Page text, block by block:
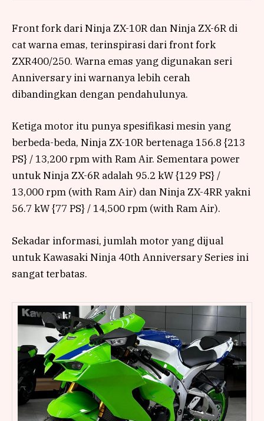
Front fork dari Ninja ZX-10R dan Ninja ZX-6R di
cat warna emas, terinspirasi dari front fork
ZXR400/250. Warna emas yang digunakan seri
Anniversary ini warnanya lebih cerah
dibandingkan dengan pendahulunya.
Ketiga motor itu punya spesifikasi mesin yang
berbeda-beda, Ninja ZX-10R bertenaga 156.8 {213
PS} / 13,200 rpm with Ram Air. Sementara power
untuk Ninja ZX-6R adalah 95.2 kW {129 PS} /
13,000 rpm (with Ram Air) dan Ninja ZX-4RR yakni
56.7 kW {77 PS} / 14,500 rpm (with Ram Air).
Sekadar informasi, jumlah motor yang dijual
untuk Kawasaki Ninja 40th Anniversary Series ini
sangat terbatas.